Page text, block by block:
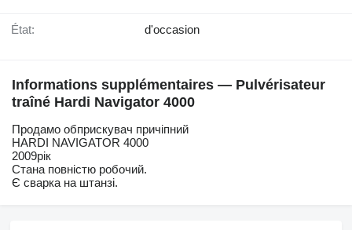
État: d'occasion
Informations supplémentaires — Pulvérisateur
traîné Hardi Navigator 4000
Продамо обприскувач причіпний
HARDI NAVIGATOR 4000
2009рік
Стана повністю робочий.
Є сварка на штанзі.